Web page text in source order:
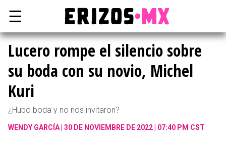
☰
Lucero rompe el silencio sobre
su boda con su novio, Michel
Kuri
¿Hubo boda y no nos invitaron?
WENDY GARCÍA 30 DE NOVIEMBRE DE 2022 | 07:40 PM CST